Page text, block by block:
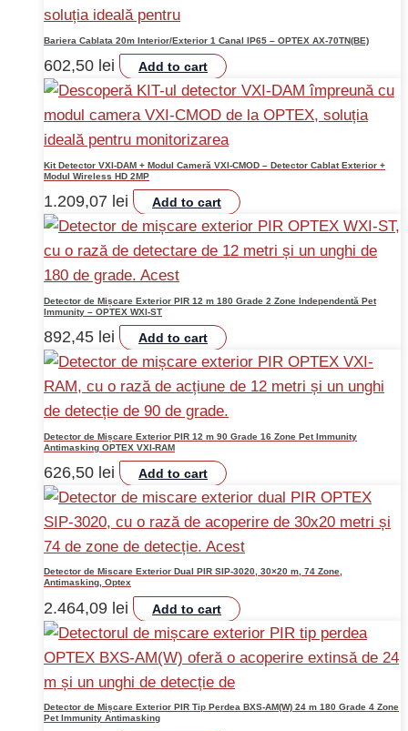
Bariera Cablata 20m Interior/Exterior 1 Canal IP65 – OPTEX AX-70TN(BE)
602,50 lei Add to cart
Kit Detector VXI-DAM + Modul Cameră VXI-CMOD – Detector Cablat Exterior +
Modul Wireless HD 2MP
1.209,07 lei Add to cart
Detector de Mișcare Exterior PIR 12 m 180 Grade 2 Zone Independentă Pet
Immunity – OPTEX WXI-ST
892,45 lei Add to cart
Detector de Mișcare Exterior PIR 12 m 90 Grade 16 Zone Pet Immunity
Antimasking OPTEX VXI-RAM
626,50 lei Add to cart
Detector de Miscare Exterior Dual PIR SIP-3020, 30×20 m, 74 Zone,
Antimasking, Optex
2.464,09 lei Add to cart
Detector de Mișcare Exterior PIR Tip Perdea BXS-AM(W) 24 m 180 Grade 4 Zone
Pet Immunity Antimasking